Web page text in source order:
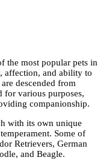
the most popular pets in
affection, and ability to
descended from
for various purposes,
companionship.
with its own unique
Some of
Retrievers, German
and Beagle.